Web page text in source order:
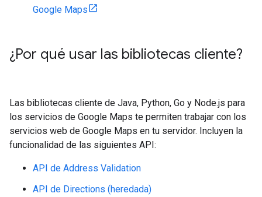
Google Maps
¿Por qué usar las bibliotecas cliente?
Las bibliotecas cliente de Java, Python, Go y Node.js para
los servicios de Google Maps te permiten trabajar con los
servicios web de Google Maps en tu servidor. Incluyen la
funcionalidad de las siguientes API:
API de Address Validation
API de Directions (heredada)